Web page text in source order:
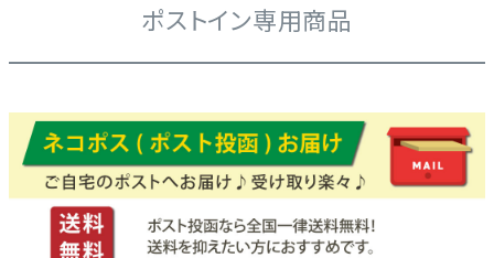
ポストイン専用商品